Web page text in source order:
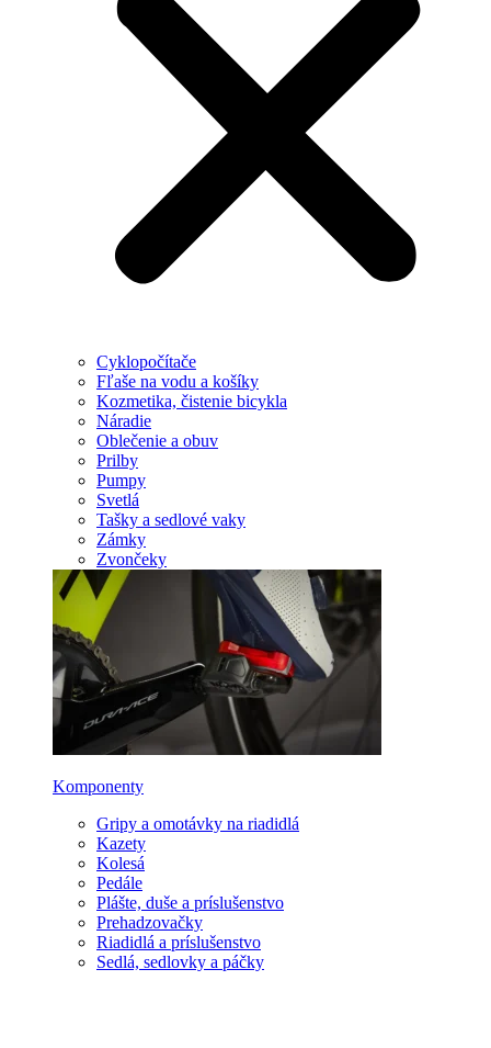
Cyklopočítače
Fľaše na vodu a košíky
Kozmetika, čistenie bicykla
Náradie
Oblečenie a obuv
Prilby
Pumpy
Svetlá
Tašky a sedlové vaky
Zámky
Zvončeky
Komponenty
Gripy a omotávky na riadidlá
Kazety
Kolesá
Pedále
Plášte, duše a príslušenstvo
Prehadzovačky
Riadidlá a príslušenstvo
Sedlá, sedlovky a páčky